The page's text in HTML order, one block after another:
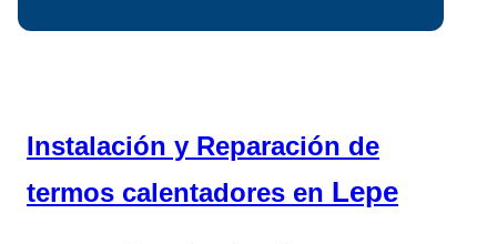
Instalación y Reparación de
termos calentadores en Lepe